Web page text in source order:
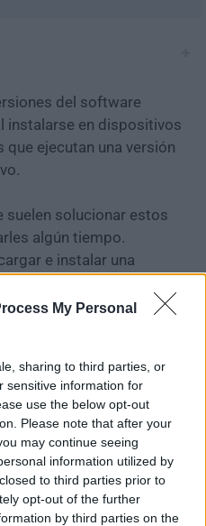
My Personal
sharing to third parties, or
sensitive information for
use the below opt-out
Please note that after your
may continue seeing
information utilized by
to third parties prior to
opt-out of the further
by third parties on the
del software
instalarse en dispositivos
ejecutan una versión
solucionar estos
algún tiempo.
e instalar una
descargar la versión más
distribuidas en nuestro
libres de virus y están
sin costo alguno.